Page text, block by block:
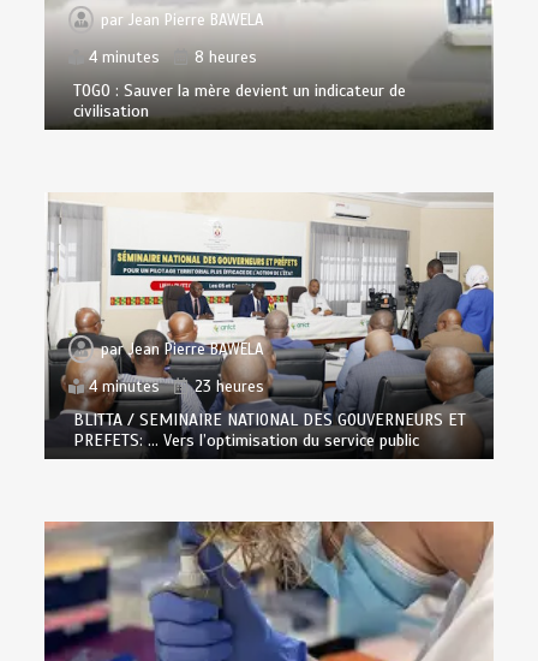
parJean Pierre BAWELA
4 minutes
8 heures
TOGO : Sauver la mère devient un indicateur de
civilisation
parJean Pierre BAWELA
4 minutes
23 heures
BLITTA / SEMINAIRE NATIONAL DES GOUVERNEURS ET
PREFETS: … Vers l’optimisation du service public